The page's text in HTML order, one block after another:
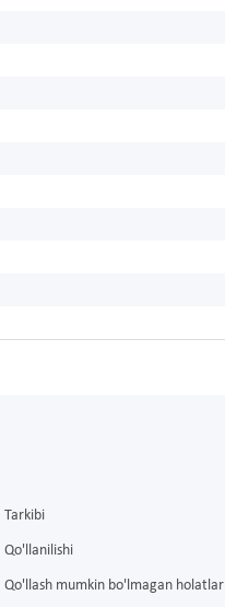
Tarkibi
Qo'llanilishi
Qo'llash mumkin bo'lmagan holatlar